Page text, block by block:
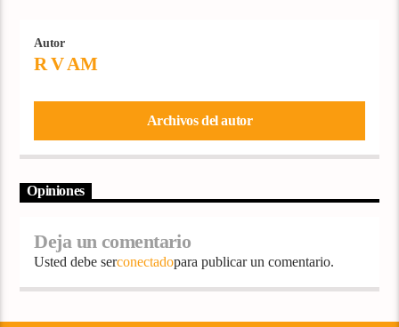
Autor
R V AM
Archivos del autor
Opiniones
Deja un comentario
Usted debe serconectadopara publicar un comentario.